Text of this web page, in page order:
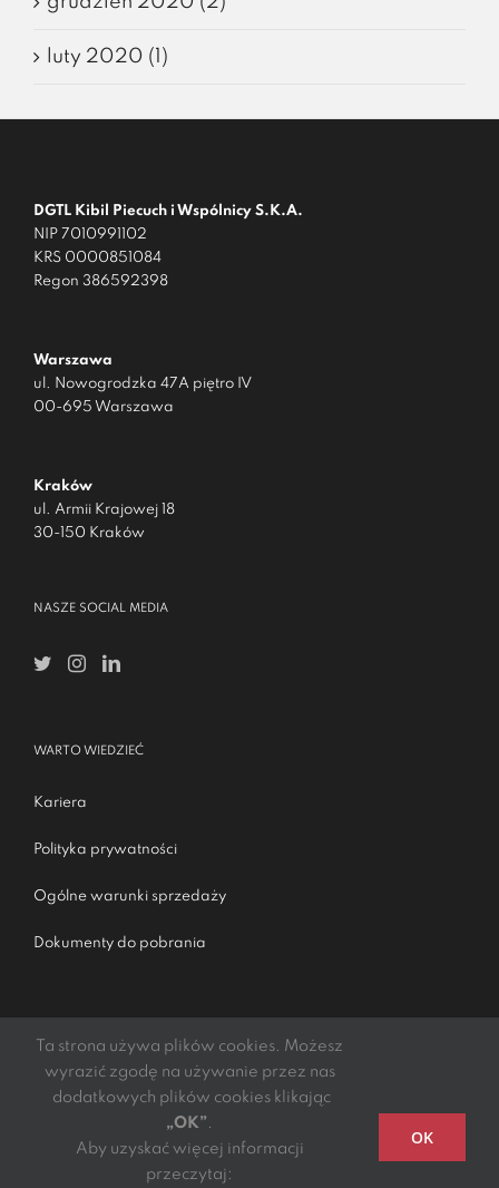
luty 2020 (1)
DGTL Kibil Piecuch i Wspólnicy S.K.A.
NIP 7010991102
KRS 0000851084
Regon 386592398
Warszawa
ul. Nowogrodzka 47A piętro IV
00-695 Warszawa
Kraków
ul. Armii Krajowej 18
30-150 Kraków
NASZE SOCIAL MEDIA
WARTO WIEDZIEĆ
Kariera
Polityka prywatności
Ogólne warunki sprzedaży
Dokumenty do pobrania
Podmiotem świadczącym obsługę płatności online jest
mElements S.A.
Ta strona używa plików cookies. Możesz
wyrazić zgodę na używanie przez nas
dodatkowych plików cookies klikając
„OK” .
Aby uzyskać więcej informacji
przeczytaj:
OK